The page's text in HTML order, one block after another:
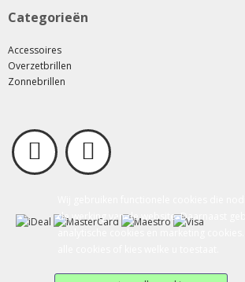
de werking van de website. Daarnaast
Categorieën
Accessoires
Overzetbrillen
Zonnebrillen